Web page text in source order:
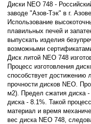
Диски NEO 748 -
заводе "Азов-Тэк" в г.
Использование
плавильных печей и
выпускать изделия
возможными
Диск литой NEO 748
Процесс изготовления
способствует достижению
прочности дисков NEO.
м2). Предел сжатия диска -
диска - 8.1%. Такой
материал и время
вес диска NEO 748,